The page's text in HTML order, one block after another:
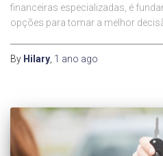
financeiras especializadas, é
opções para tomar a melhor
By Hilary 1 ano ago